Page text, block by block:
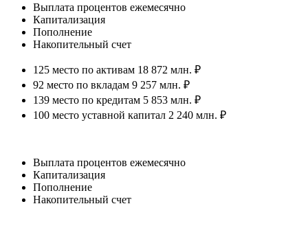
Выплата процентов ежемесячно
Капитализация
Пополнение
Накопительный счет
125 место по активам 18 872 млн. ₽
92 место по вкладам 9 257 млн. ₽
139 место по кредитам 5 853 млн. ₽
100 место уставной капитал 2 240 млн. ₽
Выплата процентов ежемесячно
Капитализация
Пополнение
Накопительный счет